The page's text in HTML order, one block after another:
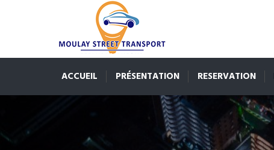
ACCUEIL PRÉSENTATION RESERVATION